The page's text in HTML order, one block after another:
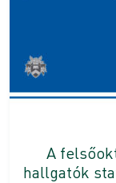
A
hallgatók